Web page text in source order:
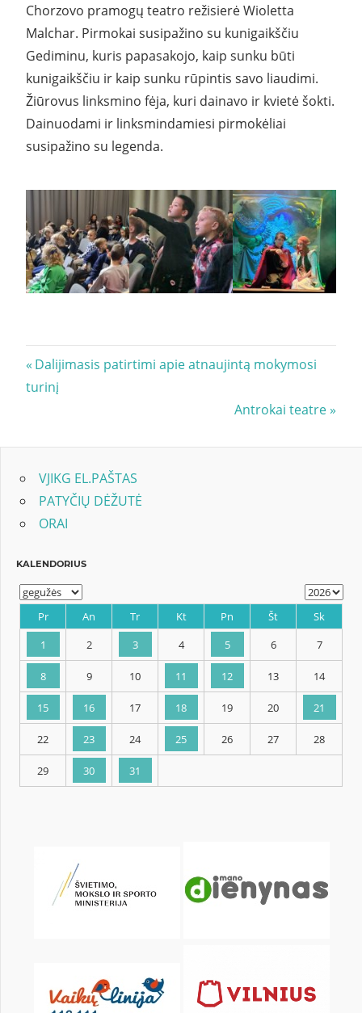
Chorzovo pramogų teatro režisierė Wioletta
Malchar. Pirmokai susipažino su kunigaikščiu
Gediminu, kuris papasakojo, kaip sunku būti
kunigaikščiu ir kaip sunku rūpintis savo liaudimi.
Žiūrovus linksmino fėja, kuri dainavo ir kvietė šokti.
Dainuodami ir linksmindamiesi pirmokėliai
susipažino su legenda.
Navigacija
tarp
Previous
Post:
Dalijimasis patirtimi apie atnaujintą mokymosi
turinį
Next
Antrokai teatre
VJIKG EL.PAŠTAS
PATYČIŲ DĖŽUTĖ
ORAI
KALENDORIUS
1
2 4 5